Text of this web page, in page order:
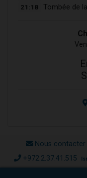
21:18 Tombée de
Nous contacter
+972.2.37.41.515